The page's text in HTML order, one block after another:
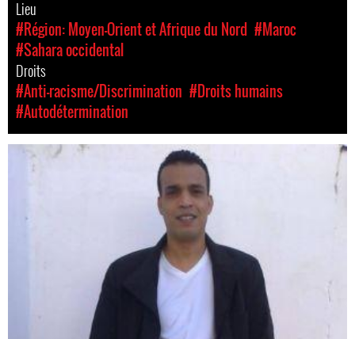
Lieu
#Région: Moyen-Orient et Afrique du Nord #Maroc
#Sahara occidental
Droits
#Anti-racisme/Discrimination #Droits humains
#Autodétermination